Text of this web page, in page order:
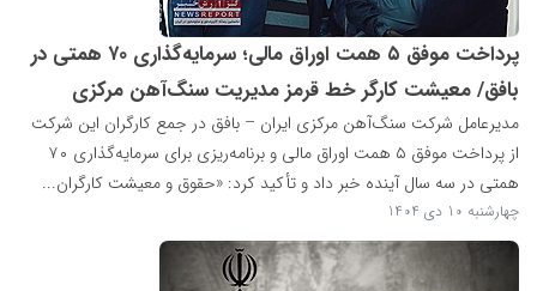
پرداخت موفق ۵ همت اوراق مالی؛ سرمایه‌گذاری ۷۰ همتی در
بافق/ معیشت کارگر خط قرمز مدیریت سنگ‌آهن مرکزی
مدیرعامل شرکت سنگ‌آهن مرکزی ایران – بافق در جمع کارگران این شرکت
از پرداخت موفق ۵ همت اوراق مالی و برنامه‌ریزی برای سرمایه‌گذاری ۷۰
همتی در سه سال آینده خبر داد و تأکید کرد: «حقوق و معیشت کارگران...
چهارشنبه 10 دی 1404